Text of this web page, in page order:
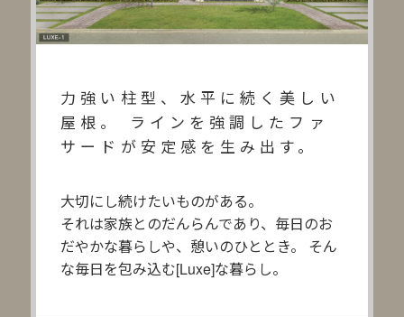
力強い柱型、水平に続く美しい
屋根。
ラインを強調したファ
サードが安定感を生み出す。
大切にし続けたいものがある。
それは家族とのだんらんであり、毎日のお
だやかな暮らしや、憩いのひととき。
そん
な毎日を包み込む[Luxe]な暮らし。